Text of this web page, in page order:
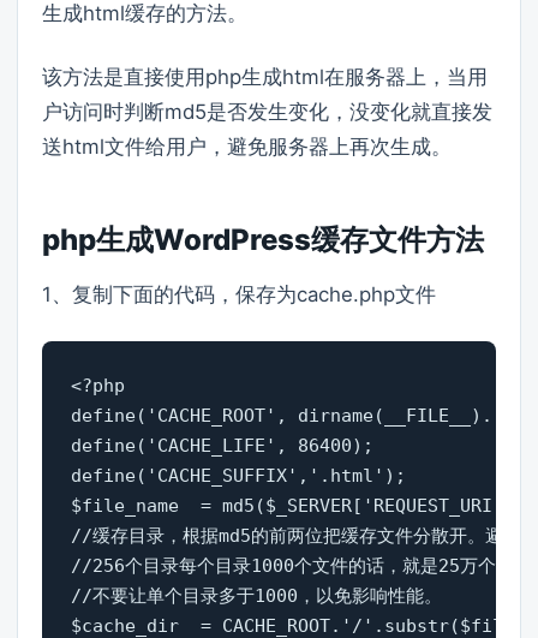
生成html缓存的方法。
该方法是直接使用php生成html在服务器上，当用
户访问时判断md5是否发生变化，没变化就直接发
送html文件给用户，避免服务器上再次生成。
php生成WordPress缓存文件方法
1、复制下面的代码，保存为cache.php文件
<?php
define('CACHE_ROOT',
define('CACHE_LIFE', 86400);
define('CACHE_SUFFIX','.html');
$file_name  =
//缓存目录，根据md5的前两位把缓存文件分散开。避
//256个目录每个目录1000个文件的话，就是25万个
//不要让单个目录多于1000，以免影响性能。
$cache_dir  = CACHE_ROOT.'/